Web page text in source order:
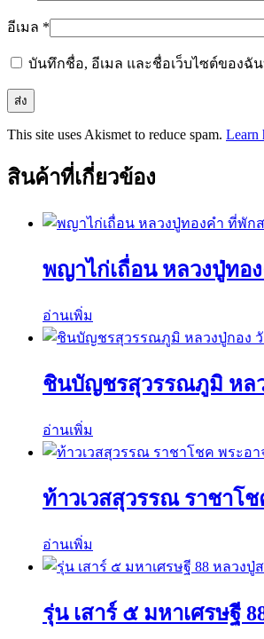
อีเมล *
บันทึกชื่อ, อีเมล และชื่อเว็บไซต์ของฉั
This site uses Akismet to reduce spam. Learn
สินค้าที่เกี่ยวข้อง
พญาไก่เถื่อน หลวงปู่ทอ
อ่านเพิ่ม
ชินบัญชรสุวรรณภูมิ หลว
อ่านเพิ่ม
ท้าวเวสสุวรรณ ราชาโช
อ่านเพิ่ม
รุ่น เสาร์ ๕ มหาเศรษฐี